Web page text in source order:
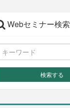
Webセミナー検索
検索する